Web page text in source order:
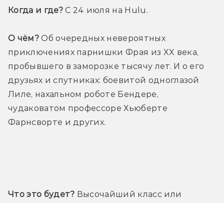
Когда и где? С 24 июля на Hulu.
О чём? Об очередных невероятных
приключениях парнишки Фрая из XX века,
пробывшего в заморозке тысячу лет. И о его
друзьях и спутниках: боевитой одноглазой
Лиле, нахальном роботе Бендере,
чудаковатом профессоре Хьюберте
Фарнсворте и других.
Что это будет? Высочайший класс или